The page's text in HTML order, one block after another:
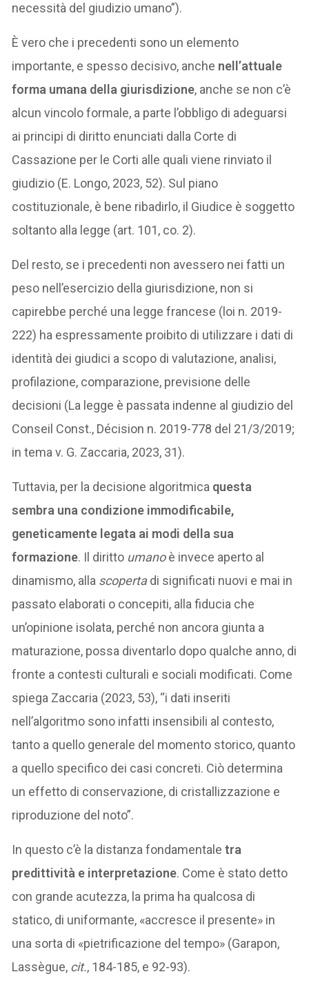
necessità del giudizio umano”).
È vero che i precedenti sono un elemento
importante, e spesso decisivo, anche nell’attuale
forma umana della giurisdizione, anche se non c’è
alcun vincolo formale, a parte l’obbligo di adeguarsi
ai principi di diritto enunciati dalla Corte di
Cassazione per le Corti alle quali viene rinviato il
giudizio (E. Longo, 2023, 52). Sul piano
costituzionale, è bene ribadirlo, il Giudice è soggetto
soltanto alla legge (art. 101, co. 2).
Del resto, se i precedenti non avessero nei fatti un
peso nell’esercizio della giurisdizione, non si
capirebbe perché una legge francese (loi n. 2019-
222) ha espressamente proibito di utilizzare i dati di
identità dei giudici a scopo di valutazione, analisi,
profilazione, comparazione, previsione delle
decisioni (La legge è passata indenne al giudizio del
Conseil Const., Décision n. 2019-778 del 21/3/2019;
in tema v. G. Zaccaria, 2023, 31).
Tuttavia, per la decisione algoritmica questa
sembra una condizione immodificabile,
geneticamente legata ai modi della sua
formazione. Il diritto umanoè invece aperto al
dinamismo, alla scopertadi significati nuovi e mai in
passato elaborati o concepiti, alla fiducia che
un’opinione isolata, perché non ancora giunta a
maturazione, possa diventarlo dopo qualche anno, di
fronte a contesti culturali e sociali modificati. Come
spiega Zaccaria (2023, 53), “i dati inseriti
nell’algoritmo sono infatti insensibili al contesto,
tanto a quello generale del momento storico, quanto
a quello specifico dei casi concreti. Ciò determina
un effetto di conservazione, di cristallizzazione e
riproduzione del noto”.
In questo c’è la distanza fondamentaletra
predittività e interpretazione. Come è stato detto
con grande acutezza, la prima ha qualcosa di
statico, di uniformante, «accresce il presente» in
una sorta di «pietrificazione del tempo» (Garapon,
Lassègue, cit., 184-185, e 92-93).